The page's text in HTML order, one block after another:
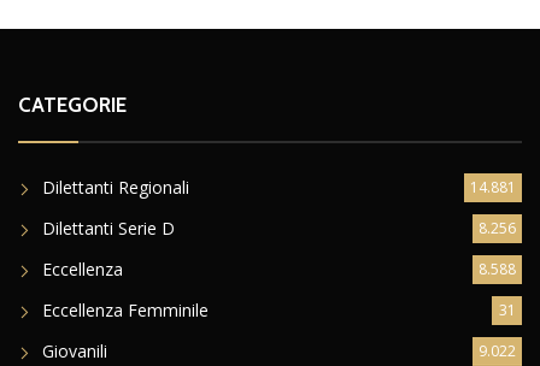
CATEGORIE
Dilettanti Regionali 14.881
Dilettanti Serie D 8.256
Eccellenza 8.588
Eccellenza Femminile 31
Giovanili 9.022